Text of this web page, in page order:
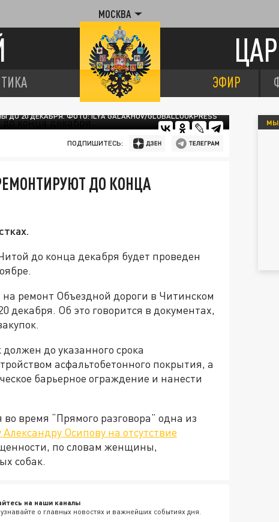
МОСКВА
ЭФИР
ДЕКАБРЯ. ФОТО: ILYA GALAKHOV/GLOBALLOOKPRESS
ПОДПИШИТЕСЬ:
ДО КОНЦА
до конца декабря будет проведен
ремонт Объездной дороги в Читинском
Об это говорится в документах,
до указанного срока
асфальтобетонного покрытия, а
барьерное ограждение и нанести
время “Прямого разговора” одна из
Осипову на отсутствие
по словам женщины,
собак.
на наши каналы
о главных новостях и важнейших событиях дня.
МЫ